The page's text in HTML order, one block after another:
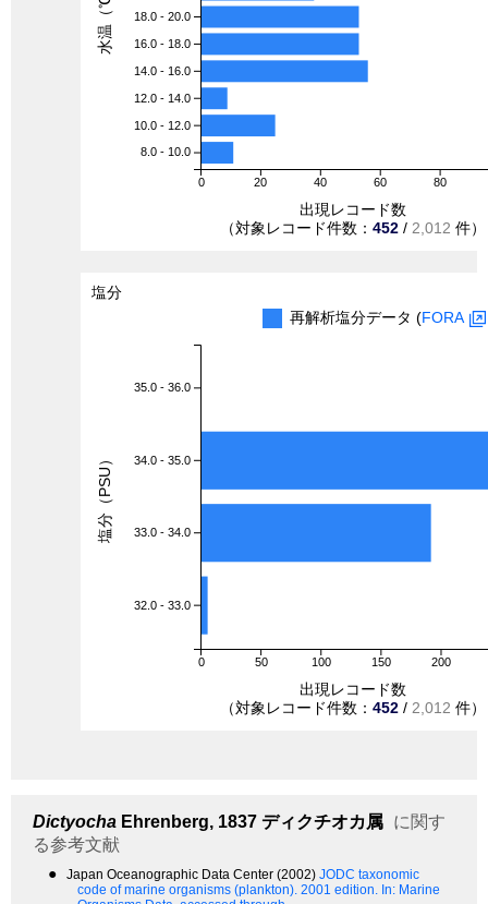
0 20 40 60 80
18.0 - 20.0
16.0 - 18.0
14.0 - 16.0
12.0 - 14.0
10.0 - 12.0
8.0 - 10.0
出現レコード数
（対象レコード件数： 452 / 2,012 件）
水温（℃）
塩分
再解析塩分データ (FORA
0 50 100 150 200
35.0 - 36.0
34.0 - 35.0
33.0 - 34.0
32.0 - 33.0
出現レコード数
（対象レコード件数： 452 / 2,012 件）
塩分（PSU）
Dictyocha Ehrenberg, 1837 ディクチオカ属 に関す
る参考文献
● Japan Oceanographic Data Center (2002) JODC taxonomic
code of marine organisms (plankton). 2001 edition. In: Marine